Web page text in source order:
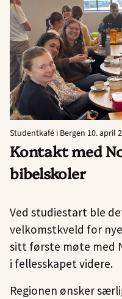
Studentkafé i Bergen 10. april
Kontakt med
bibelskoler
Ved studiestart ble
velkomstkveld for
sitt første møte med
i fellesskapet videre.
Regionen ønsker